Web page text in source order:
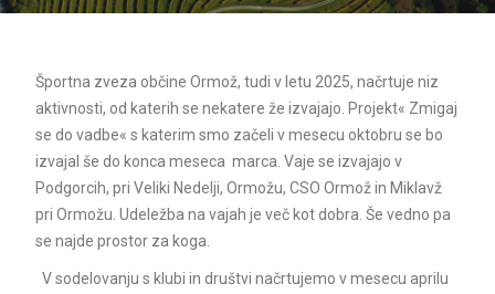
Športna zveza občine Ormož, tudi v letu 2025, načrtuje niz
aktivnosti, od katerih se nekatere že izvajajo. Projekt« Zmigaj
se do vadbe« s katerim smo začeli v mesecu oktobru se bo
izvajal še do konca meseca marca. Vaje se izvajajo v
Podgorcih, pri Veliki Nedelji, Ormožu, CSO Ormož in Miklavž
pri Ormožu. Udeležba na vajah je več kot dobra. Še vedno pa
se najde prostor za koga.
V sodelovanju s klubi in društvi načrtujemo v mesecu aprilu